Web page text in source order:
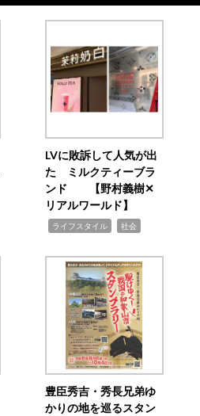
LVに敗訴して人気が出
た ミルクティーブラ
ンド 【野村義樹✕
リアルワールド】
ライフスタイル 社会
豊臣秀吉・秀長兄弟ゆ
かりの地を巡るスタン